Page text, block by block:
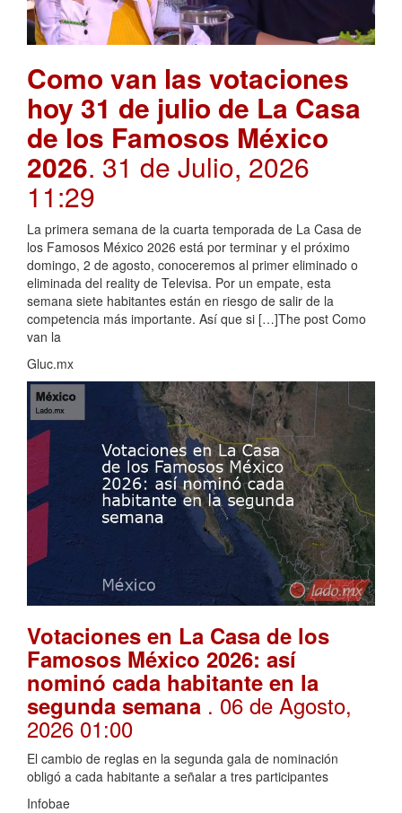
Como van las votaciones
hoy 31 de julio de La Casa
de los Famosos México
2026. 31 de Julio, 2026
11:29
La primera semana de la cuarta temporada de La Casa de
los Famosos México 2026 está por terminar y el próximo
domingo, 2 de agosto, conoceremos al primer eliminado o
eliminada del reality de Televisa. Por un empate, esta
semana siete habitantes están en riesgo de salir de la
competencia más importante. Así que si […]The post Como
van la
Gluc.mx
Votaciones en La Casa de los
Famosos México 2026: así
nominó cada habitante en la
segunda semana . 06 de Agosto,
2026 01:00
El cambio de reglas en la segunda gala de nominación
obligó a cada habitante a señalar a tres participantes
Infobae